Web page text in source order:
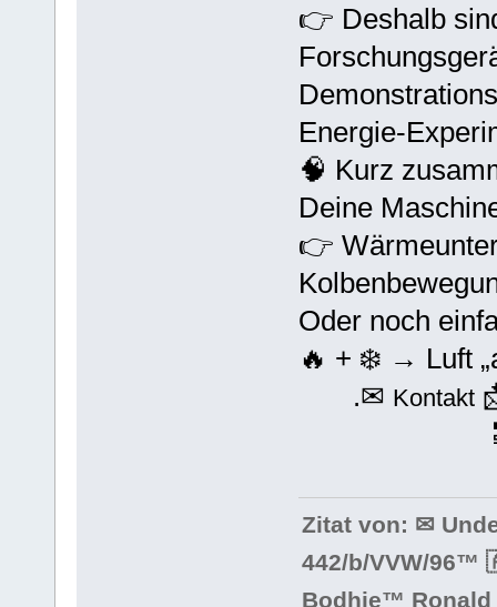
👉 Deshalb
Energie-
🧠 Kurz
Deine
👉
Oder noch
🔥 + ❄️ → Luft
.✉ Kontakt
Zitat von: ✉
442/b/VVW/96™
Bodhie™ Ronald